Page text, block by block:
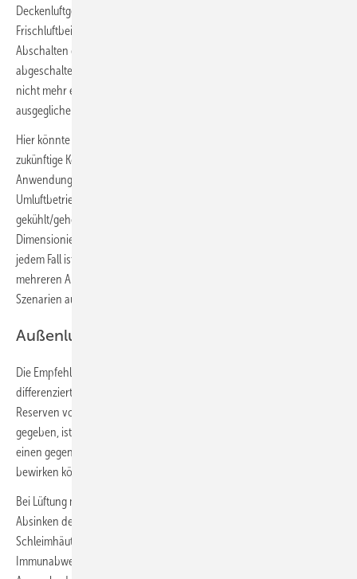
Deckenluftgeräten mit Umluft und vorkonditionierter
Frischluftbeimischung für einen geplanten Supermarkt ergab, dass ein
Abschalten der Umluft nicht möglich ist. Dann müsse das ganze Gerät
abgeschaltet werden und eine Nacherhitzung / Nachkühlung könne
nicht mehr erfolgen, Heiz- und Kühllasten können nicht mehr ­
ausgeglichen werden.
Hier könnte man, z. B. durch ein Merkblatt, eine Empfehlung für die
zukünftige Konstruktion solcher Geräte in bestimmten
Anwendungsbereichen geben, das im „Pandemie-Modus“ der
Umluftbetrieb unterbunden wird und mit dem Frischluftanteil weiter
gekühlt/geheizt werden kann. Denkbar ist auch eine andere
Dimensionierung der Anlage, die im Normalbetrieb „herunterregelt“. In
jedem Fall ist absehbar, dass sich die Lüftungsregel-Experten in
mehreren Anwendungsgebieten künftig auch mit Pandemie-
Szenarien auseinandersetzen müssen.
Außenluftvolumenstrom erhöhen
Die Empfehlung, den Außenluftvolumenstrom zu erhöhen, muss man
differenziert betrachten. Vorausgesetzt, es sind noch genügend
Reserven vorhanden und eine Befeuchtungsmöglichkeit ist nicht
gegeben, ist zu bedenken, dass Temperatur und Feuchte im Raum
einen gegenläufigen Effekt gegenüber dem Verdünnungseffekt
bewirken können.
Bei Lüftung mit niedriger Außenlufttemperatur führt dies zu einem
Absinken der relativen Raumluftfeuchte. Dadurch trocknen die
Schleimhäute im Mund und Rachen schneller aus und die
Immunabwehr wird geschwächt. Außerdem bilden sich mehr